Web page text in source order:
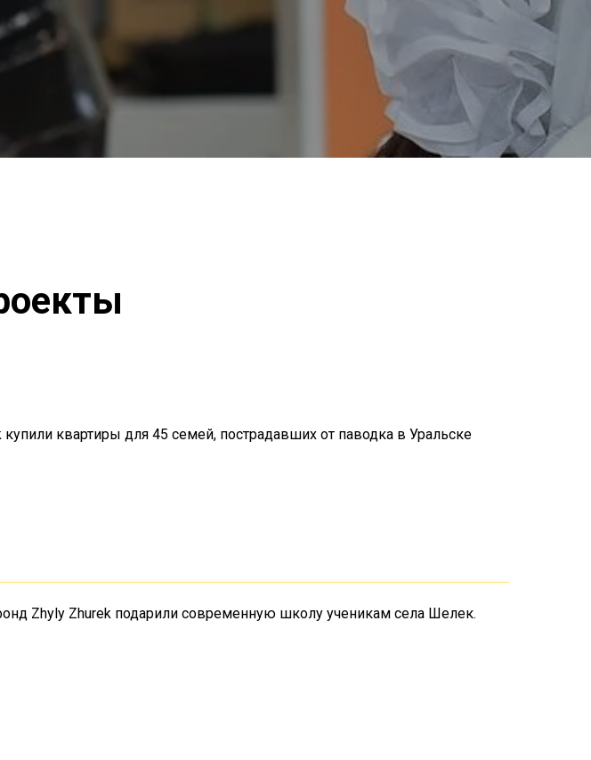
купили квартиры для 45 семей, пострадавших от паводка в Уральске
Zhyly Zhurek подарили современную школу ученикам села Шелек.